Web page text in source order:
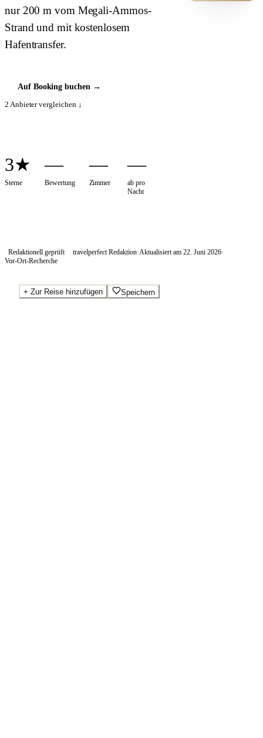
nur 200 m vom Megali-Ammos-
Strand und mit kostenlosem
Hafentransfer.
Auf Booking buchen→
2 Anbieter vergleichen ↓
3★
Sterne
—
Bewertung
—
Zimmer
—
ab pro
Nacht
Redaktionell geprüft travelperfect Redaktion·Aktualisiert am 22. Juni 2026·
Vor-Ort-Recherche
+ Zur Reise hinzufügen Speichern